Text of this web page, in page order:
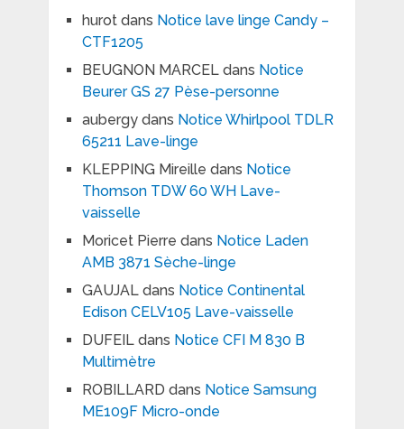
hurotdans Notice lave linge Candy –
CTF1205
BEUGNON MARCELdans Notice
Beurer GS 27 Pèse-personne
aubergydans Notice Whirlpool TDLR
65211 Lave-linge
KLEPPING Mireille dans Notice
Thomson TDW 60 WH Lave-
vaisselle
Moricet Pierre dans Notice Laden
AMB 3871 Sèche-linge
GAUJALdans Notice Continental
Edison CELV105 Lave-vaisselle
DUFEILdans Notice CFI M 830 B
Multimètre
ROBILLARD dans Notice Samsung
ME109F Micro-onde